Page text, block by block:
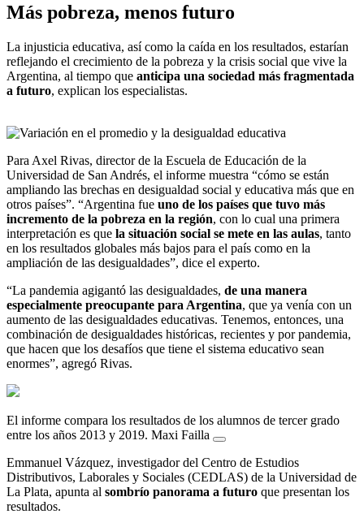
Más pobreza, menos futuro
La injusticia educativa, así como la caída en los resultados, estarían
reflejando el crecimiento de la pobreza y la crisis social que vive la
Argentina, al tiempo que anticipa una sociedad más fragmentada
a futuro, explican los especialistas.
Para Axel Rivas, director de la Escuela de Educación de la
Universidad de San Andrés, el informe muestra “cómo se están
ampliando las brechas en desigualdad social y educativa más que en
otros países”. “Argentina fue uno de los países que tuvo más
incremento de la pobreza en la región, con lo cual una primera
interpretación es que la situación social se mete en las aulas, tanto
en los resultados globales más bajos para el país como en la
ampliación de las desigualdades”, dice el experto.
“La pandemia agigantó las desigualdades, de una manera
especialmente preocupante para Argentina, que ya venía con un
aumento de las desigualdades educativas. Tenemos, entonces, una
combinación de desigualdades históricas, recientes y por pandemia,
que hacen que los desafíos que tiene el sistema educativo sean
enormes”, agregó Rivas.
El informe compara los resultados de los alumnos de tercer grado
entre los años 2013 y 2019. Maxi Failla
Emmanuel Vázquez, investigador del Centro de Estudios
Distributivos, Laborales y Sociales (CEDLAS) de la Universidad de
La Plata, apunta al sombrío panorama a futuro que presentan los
resultados.